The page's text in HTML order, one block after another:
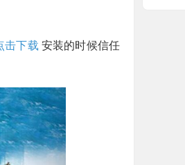
击下载 安装的时候信任